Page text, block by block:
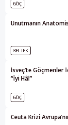
GÖÇ
Unutmanın
BELLEK
İsveç’te Göçmenler
“İyi Hâl”
GÖÇ
Ceuta Krizi